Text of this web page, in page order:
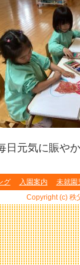
日元気に賑や
グ 入園案内
未就園
Copyright (c) 秩